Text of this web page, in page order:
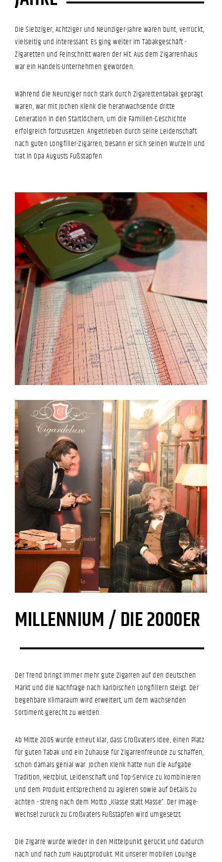
Die Siebziger, Achtziger und Neunziger-Jahre waren bunt, verrückt,
vielseitig und interessant. Es ging weiter im Tabakgeschäft -
Zigaretten und Feinschnitt waren der Hit. Aus dem Zigarrenhaus
war ein Handels-Unternehmen geworden.
Während die Neunziger noch stark durch Zigarettentabak geprägt
waren, war mit Jochen Klenk die heranwachsende dritte
Generation in den Startlöchern, um die Familien-Geschichte
erfolgreich fortzusetzen. Angetrieben durch seine Leidenschaft
nach guten Longfiller-Zigarren, besann er sich seinen Wurzeln und
trat in Opa Augusts Fußstapfen.
MILLENNIUM / DIE 2000ER
Der Trend bringt immer mehr gute Zigarren auf den deutschen
Markt und die Nachfrage nach karibischen Longfillern steigt. Der
begehbare Klimaraum wird erweitert, um dem wachsenden
Sortiment gerecht zu werden.
Ab Mitte 2005 wurde erneut klar, dass Großvaters Idee, einen Platz
für guten Tabak und ein Zuhause für Zigarrenfreunde zu schaffen,
schon damals genial war. Jochen Klenk hatte nun die Aufgabe
Tradition, Herzblut, Leidenschaft und Top-Service zu kombinieren
und dem Produkt entsprechend zu agieren sowie auf Details zu
achten - streng nach dem Motto „Klasse statt Masse“. Der Image-
Wechsel zurück zu Großvaters Fußstapfen wird umgesetzt.
Die Zigarre wurde wieder in den Mittelpunkt gerückt und dadurch
nach und nach zum Hauptprodukt. Mit unserer mobilen Lounge